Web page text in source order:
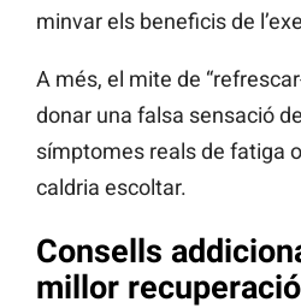
minvar els beneficis de
A més, el mite de
donar una falsa sensació
símptomes reals de fatiga
caldria escoltar.
Consells
millor recuperació